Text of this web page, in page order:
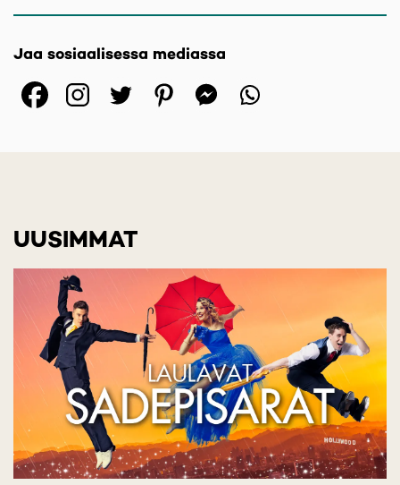
Jaa sosiaalisessa mediassa
(opens in a new tab)
(opens in a new tab)
(opens in a new
(opens in a
UUSIMMAT